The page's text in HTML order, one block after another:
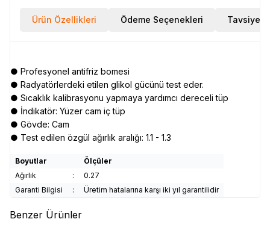
Ürün Özellikleri Ödeme Seçenekleri Tavsiye Et
● Profesyonel antifriz bomesi
● Radyatörlerdeki etilen glikol gücünü test eder.
● Sıcaklık kalibrasyonu yapmaya yardımcı dereceli tüp
● İndikatör: Yüzer cam iç tüp
● Gövde: Cam
● Test edilen özgül ağırlık aralığı: 1.1 - 1.3
Boyutlar
Ölçüler
Ağırlık
:
0.27
Garanti Bilgisi
: Üretim hatalarına karşı iki yıl garantilidir
Benzer Ürünler